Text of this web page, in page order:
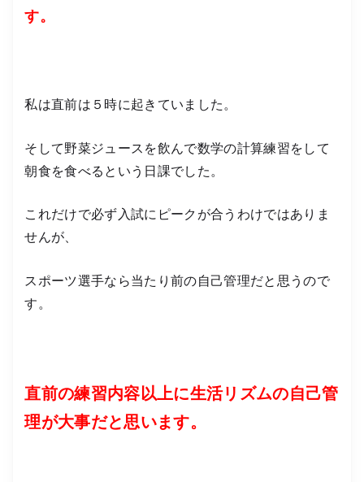
す。
私は直前は５時に起きていました。
そして野菜ジュースを飲んで数学の計算練習をして
朝食を食べるという日課でした。
これだけで必ず入試にピークが合うわけではありま
せんが、
スポーツ選手なら当たり前の自己管理だと思うので
す。
直前の練習内容以上に生活リズムの自己管
理が大事だと思います。